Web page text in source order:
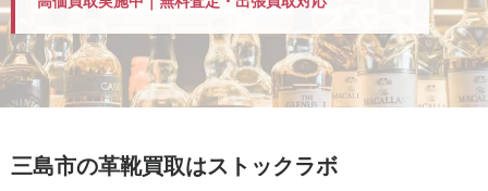
三島市の革靴買取はストックラボ